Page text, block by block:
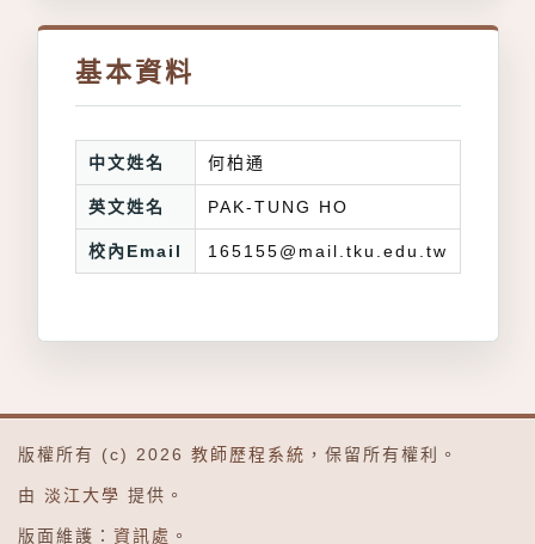
基本資料
中文姓名 何柏通
英文姓名 PAK-TUNG HO
校內Email 165155@mail.tku.edu.tw
版權所有 (c) 2026 教師歷程系統 ，保留所有權利。
由 淡江大學 提供。
版面維護： 資訊處 。